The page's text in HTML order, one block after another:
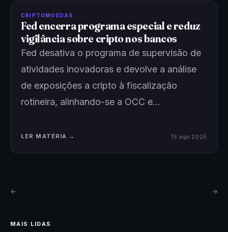
CRIPTOMOEDAS
Fed encerra programa especial e reduz
vigilância sobre cripto nos bancos
Fed desativa o programa de supervisão de
atividades inovadoras e devolve a análise
de exposições a cripto à fiscalização
rotineira, alinhando-se a OCC e…
LER MATÉRIA → 15 ago 2025
← →
MAIS LIDAS